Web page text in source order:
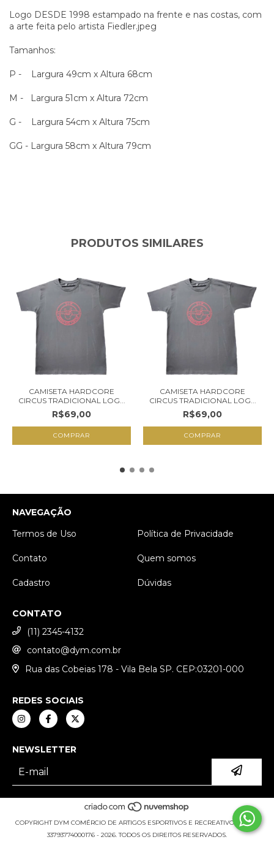
Logo DESDE 1998 estampado na frente e nas costas, com
a arte feita pelo artista Fiedler.jpeg
Tamanhos:
P - Largura 49cm x Altura 68cm
M - Largura 51cm x Altura 72cm
G - Largura 54cm x Altura 75cm
GG - Largura 58cm x Altura 79cm
PRODUTOS SIMILARES
CAMISETA HARDCORE
CIRCUS TRADICIONAL LOG...
R$69,00
CAMISETA HARDCORE
CIRCUS TRADICIONAL LOG...
R$69,00
NAVEGAÇÃO
Termos de Uso
Política de Privacidade
Contato Quem somos
Cadastro Dúvidas
CONTATO
(11) 2345-4132
contato@dym.com.br
Rua das Cobeias 178 - Vila Bela SP. CEP:03201-000
REDES SOCIAIS
NEWSLETTER
COPYRIGHT DYM COMÉRCIO DE ARTIGOS ESPORTIVOS E RECREATIVOS LTDA -
33793774000176 - 2026. TODOS OS DIREITOS RESERVADOS.